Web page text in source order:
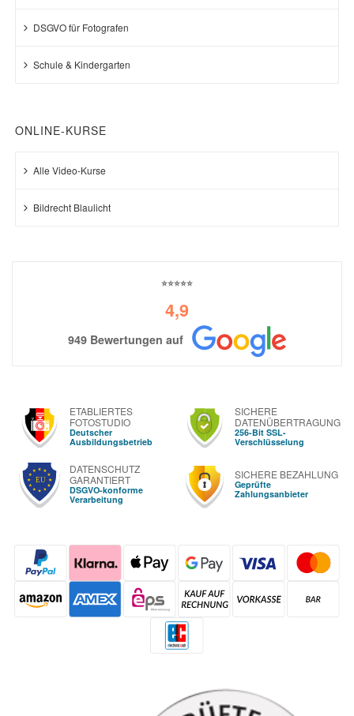
DSGVO für Fotografen
Schule & Kindergarten
ONLINE-KURSE
Alle Video-Kurse
Bildrecht Blaulicht
⭐⭐⭐⭐⭐
4,9
949 Bewertungen auf
ETABLIERTES
FOTOSTUDIO
Deutscher
Ausbildungsbetrieb
SICHERE
DATENÜBERTRAGUNG
256-Bit SSL-
Verschlüsselung
DATENSCHUTZ
GARANTIERT
DSGVO-konforme
Verarbeitung
SICHERE BEZAHLUNG
Geprüfte
Zahlungsanbieter